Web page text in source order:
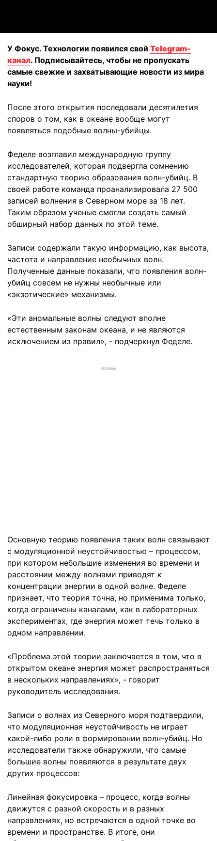
У Фокус. Технологии появился свой Telegram-
канал. Подписывайтесь, чтобы не пропускать
самые свежие и захватывающие новости из мира
науки!
После этого открытия последовали десятилетия
споров о том, как в океане вообще могут
появляться подобные волны-убийцы.
Феделе возглавил международную группу
исследователей, которая подвергла сомнению
стандартную теорию образования волн-убийц. В
своей работе команда проанализировала 27 500
записей волнения в Северном море за 18 лет.
Таким образом ученые смогли создать самый
обширный набор данных по этой теме.
Записи содержали такую информацию, как высота,
частота и направление необычных волн.
Полученные данные показали, что появления волн-
убийц совсем не нужны необычные или
«экзотические» механизмы.
«Эти аномальные волны следуют вполне
естественным законам океана, и не являются
исключением из правил», - подчеркнул Феделе.
РЕКЛАМА
Основную теорию появления таких волн связывают
с модуляционной неустойчивостью – процессом,
при котором небольшие изменения во времени и
расстоянии между волнами приводят к
концентрации энергии в одной волне. Феделе
признает, что теория точна, но применима только,
когда ограничены каналами, как в лабораторных
экспериментах, где энергия может течь только в
одном направлении.
«Проблема этой теории заключается в том, что в
открытом океане энергия может распространяться
в нескольких направлениях», - говорит
руководитель исследования.
Записи о волнах из Северного моря подтвердили,
что модуляционная неустойчивость не играет
какой-либо роли в формировании волн-убийц. Но
исследователи также обнаружили, что самые
большие волны появляются в результате двух
других процессов:
Линейная фокусировка – процесс, когда волны
движутся с разной скорость и в разных
направлениях, но встречаются в одной точке во
времени и пространстве. В итоге, они